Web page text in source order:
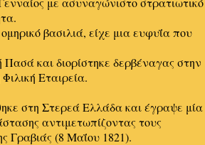
βασιλιά, είχε μια ευφυΐα που
και διορίστηκε δερβέναγας στην
Εταιρεία.
στη Στερεά Ελλάδα και έγραψε μία
αντιμετωπίζοντας τους
Γραβιάς (8 Μαΐου 1821).